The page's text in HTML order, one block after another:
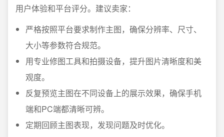
用户体验和平台评分。建议卖家：
严格按照平台要求制作主图，确保分辨率、尺寸、
大小等参数符合规范。
用专业修图工具和拍摄设备，提升图片清晰度和美
观度。
反复预览主图在不同设备上的展示效果，确保手机
端和PC端都清晰可辨。
定期回顾主图表现，发现问题及时优化。